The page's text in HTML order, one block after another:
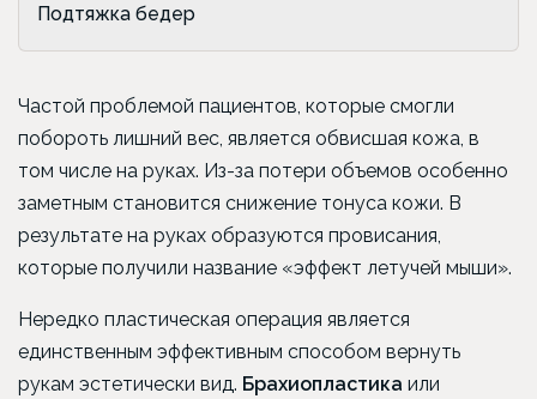
Подтяжка бедер
Частой проблемой пациентов, которые смогли
побороть лишний вес, является обвисшая кожа, в
том числе на руках. Из-за потери объемов особенно
заметным становится снижение тонуса кожи. В
результате на руках образуются провисания,
которые получили название «эффект летучей мыши».
Нередко пластическая операция является
единственным эффективным способом вернуть
рукам эстетически вид. Брахиопластика или